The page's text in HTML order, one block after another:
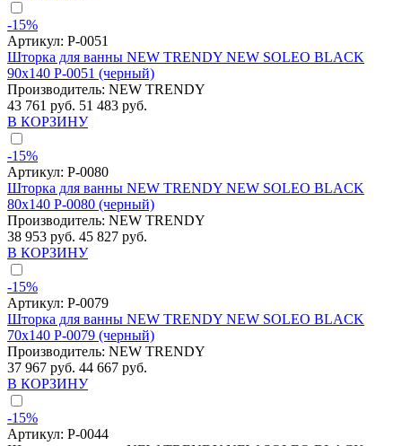
-15%
Артикул: P-0051
Шторка для ванны NEW TRENDY NEW SOLEO BLACK
90x140 P-0051 (черный)
Производитель: NEW TRENDY
43 761 руб. 51 483 руб.
В КОРЗИНУ
-15%
Артикул: P-0080
Шторка для ванны NEW TRENDY NEW SOLEO BLACK
80x140 P-0080 (черный)
Производитель: NEW TRENDY
38 953 руб. 45 827 руб.
В КОРЗИНУ
-15%
Артикул: P-0079
Шторка для ванны NEW TRENDY NEW SOLEO BLACK
70x140 P-0079 (черный)
Производитель: NEW TRENDY
37 967 руб. 44 667 руб.
В КОРЗИНУ
-15%
Артикул: P-0044